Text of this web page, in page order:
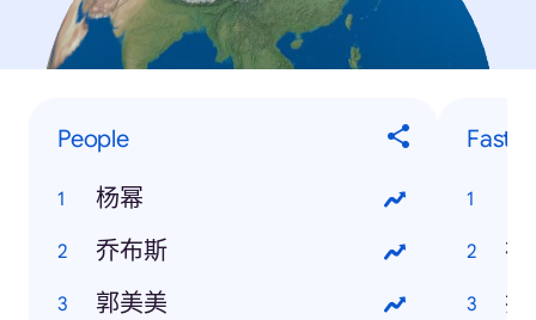
People
杨幂
乔布斯
郭美美
裸
折